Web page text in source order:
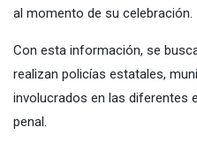
al momento de su celebración.
Con esta información, se
realizan policías estatales,
involucrados en las diferentes
penal.